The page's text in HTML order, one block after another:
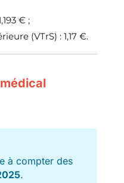
€ ;
(VTrS) : 1,17 €.
à compter des
.